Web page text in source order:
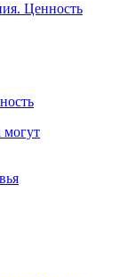
Ценность
могут